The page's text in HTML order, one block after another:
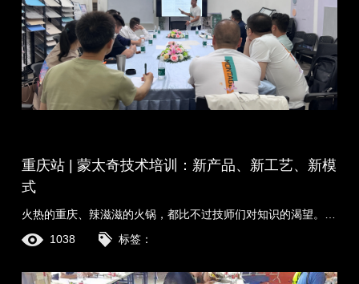
重庆站 | 蒙太奇技术培训：‮产新‬品、‮工新‬艺、‮模新‬
式
1038
标签：